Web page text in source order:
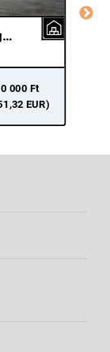
Szabolcs-Szatmár-Bereg Megye Nyíregyháza
000 Ft
EUR)